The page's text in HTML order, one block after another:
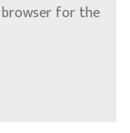
browser for the